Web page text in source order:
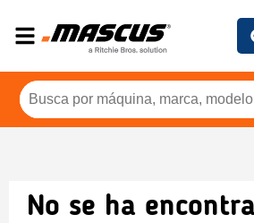
No se ha